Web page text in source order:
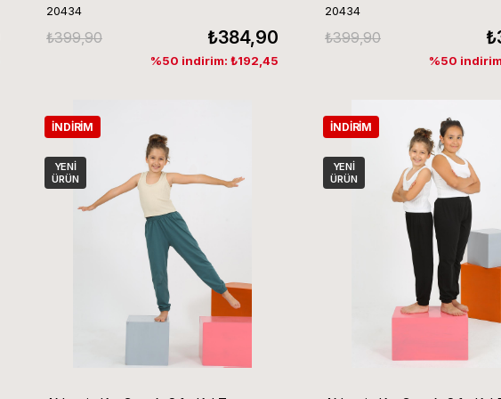
20434
₺384,90
₺399,90
%50 indirim: ₺192,45
20434
₺399,90
%50
İNDIRIM
YENI
ÜRÜN
İNDIRIM
YENI
ÜRÜN